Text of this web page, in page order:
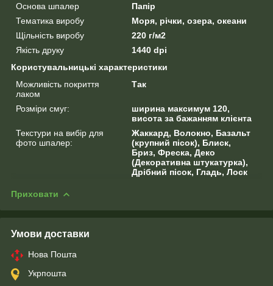
Основа шпалер
Папір
Тематика виробу
Моря, річки, озера, океани
Щільність виробу
220 г/м2
Якість друку
1440 dpi
Користувальницькі характеристики
Можливість покриття
лаком
Так
Розміри смуг:
ширина максимум 120,
висота за бажанням клієнта
Текстури на вибір для
фото шпалер:
Жаккард, Волокно, Базальт
(крупний пісок), Блиск,
Бриз, Фреска, Деко
(Декоративна штукатурка),
Дрібний пісок, Гладь, Лоск
Приховати
Умови доставки
Нова Пошта
Укрпошта